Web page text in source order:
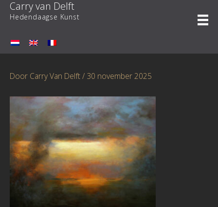
naar
inhoud
Carry van Delft
Hedendaagse Kunst
Door Carry Van Delft/ 30 november 2025